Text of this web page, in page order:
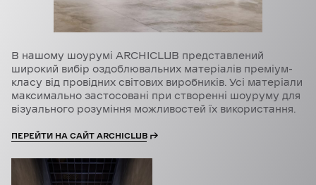
В нашому шоурумі ARCHICLUB представлений
широкий вибір оздоблювальних матеріалів преміум-
класу від провідних світових виробників. Усі матеріали
максимально застосовані при створенні шоуруму для
візуального розуміння можливостей їх використання.
ПЕРЕЙТИ НА САЙТ ARCHICLUB